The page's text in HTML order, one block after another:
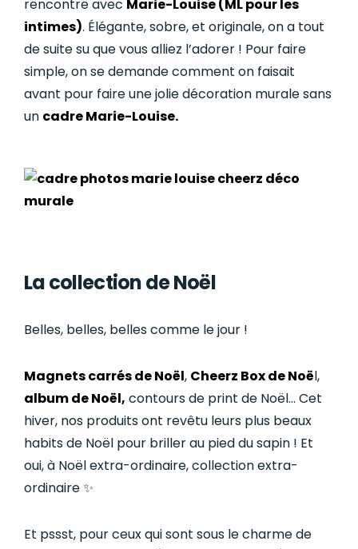
rencontre avec Marie-Louise (ML pour les
intimes). Élégante, sobre, et originale, on a tout
de suite su que vous alliez l’adorer ! Pour faire
simple, on se demande comment on faisait
avant pour faire une jolie décoration murale sans
un cadre Marie-Louise.
La collection de Noël
Belles, belles, belles comme le jour !
Magnets carrés de Noël, Cheerz Box de Noël,
album de Noël, contours de print de Noël… Cet
hiver, nos produits ont revêtu leurs plus beaux
habits de Noël pour briller au pied du sapin ! Et
oui, à Noël extra-ordinaire, collection extra-
ordinaire ✨
Et pssst, pour ceux qui sont sous le charme de